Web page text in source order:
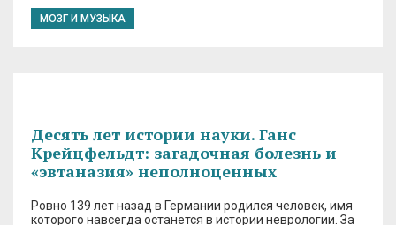
МОЗГ И МУЗЫКА
Десять лет истории науки. Ганс
Крейцфельдт: загадочная болезнь и
«эвтаназия» неполноценных
Ровно 139 лет назад в Германии родился человек, имя
которого навсегда останется в истории неврологии. За